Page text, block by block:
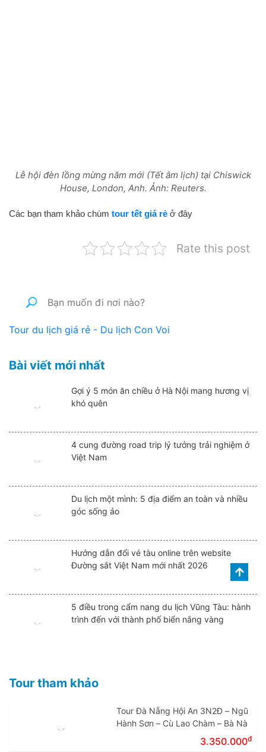
Lễ hội đèn lồng mừng năm mới (Tết âm lịch) tại Chiswick
House, London, Anh. Ảnh: Reuters.
Các bạn tham khảo chùm tour tết giá rẻ ở đây
Rate this post
Tour du lịch giá rẻ - Du lịch Con Voi
Bài viết mới nhất
Gợi ý 5 món ăn chiều ở Hà Nội mang hương vị
khó quên
4 cung đường road trip lý tưởng trải nghiệm ở
Việt Nam
Du lịch một mình: 5 địa điểm an toàn và nhiều
góc sống ảo
Hướng dẫn đổi vé tàu online trên website
Đường sắt Việt Nam mới nhất 2026
5 điều trong cẩm nang du lịch Vũng Tàu: hành
trình đến với thành phố biển nắng vàng
Tour tham khảo
Tour Đà Nẵng Hội An 3N2Đ – Ngũ
Hành Sơn – Cù Lao Chàm – Bà Nà
3.350.000đ